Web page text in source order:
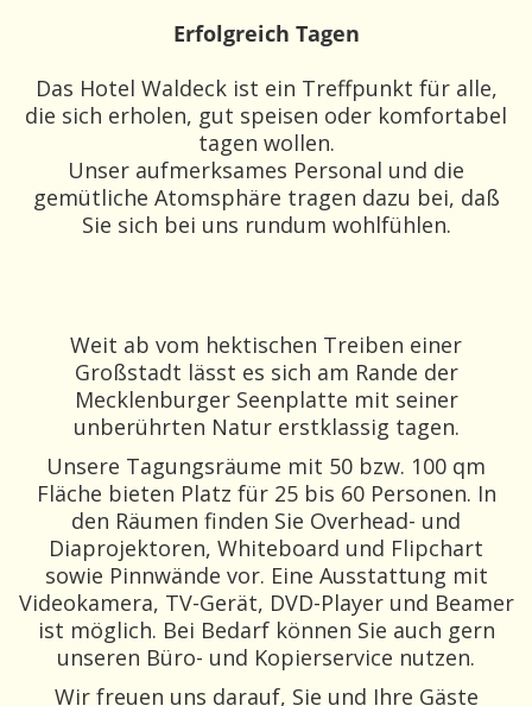
Erfolgreich Tagen
Das Hotel Waldeck ist ein Treffpunkt für alle,
die sich erholen, gut speisen oder komfortabel
tagen wollen.
Unser aufmerksames Personal und die
gemütliche Atomsphäre tragen dazu bei, daß
Sie sich bei uns rundum wohlfühlen.
Weit ab vom hektischen Treiben einer
Großstadt lässt es sich am Rande der
Mecklenburger Seenplatte mit seiner
unberührten Natur erstklassig tagen.
Unsere Tagungsräume mit 50 bzw. 100 qm
Fläche bieten Platz für 25 bis 60 Personen. In
den Räumen finden Sie Overhead- und
Diaprojektoren, Whiteboard und Flipchart
sowie Pinnwände vor. Eine Ausstattung mit
Videokamera, TV-Gerät, DVD-Player und Beamer
ist möglich. Bei Bedarf können Sie auch gern
unseren Büro- und Kopierservice nutzen.
Wir freuen uns darauf, Sie und Ihre Gäste